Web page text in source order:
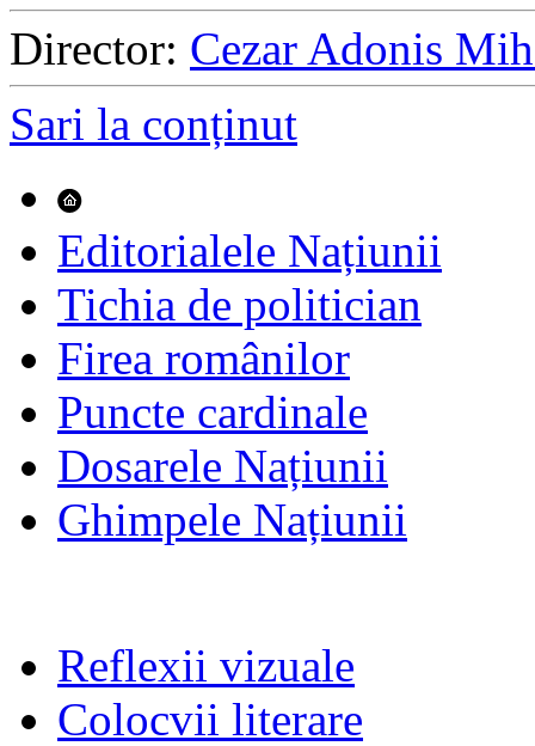
Director: Cezar Adonis
Sari la conținut
Editorialele Națiunii
Tichia de politician
Firea românilor
Puncte cardinale
Dosarele Națiunii
Ghimpele Națiunii
Reflexii vizuale
Colocvii literare